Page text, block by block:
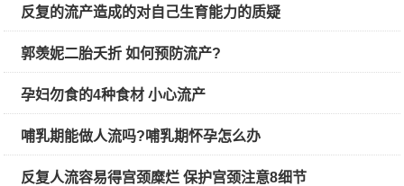
反复的流产造成的对自己生育能力的质疑
郭羡妮二胎夭折 如何预防流产?
孕妇勿食的4种食材 小心流产
哺乳期能做人流吗?哺乳期怀孕怎么办
反复人流容易得宫颈糜烂 保护宫颈注意8细节